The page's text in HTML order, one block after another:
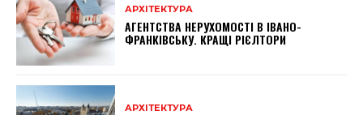
АРХІТЕКТУРА
АГЕНТСТВА НЕРУХОМОСТІ В ІВАНО-
ФРАНКІВСЬКУ. КРАЩІ РІЄЛТОРИ
АРХІТЕКТУРА